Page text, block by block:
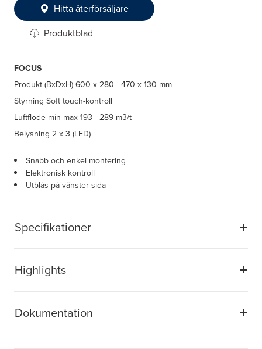
Specifikationer
Highlights
Dokumentation
Hitta återförsäljare
Produktblad
FOCUS
Produkt (BxDxH)600 x 280 - 470 x 130 mm
Styrning Soft touch-kontroll
Luftflöde min-max193 - 289 m3/t
Belysning 2 x 3 (LED)
Snabb och enkel montering
Elektronisk kontroll
Utblås på vänster sida